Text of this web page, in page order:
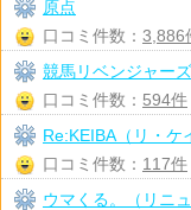
原点
口コミ件数： 3,886
競馬リベンジャーズ
口コミ件数： 594件
Re:KEIBA（リ・ケ
口コミ件数： 117件
ウマくる。（リニュ